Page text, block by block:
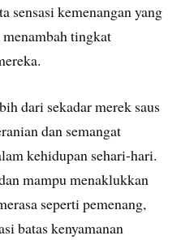
sensasi kemenangan yang
tingkat
dari sekadar merek saus
dan semangat
kehidupan sehari-hari.
mampu menaklukkan
seperti pemenang,
batas kenyamanan